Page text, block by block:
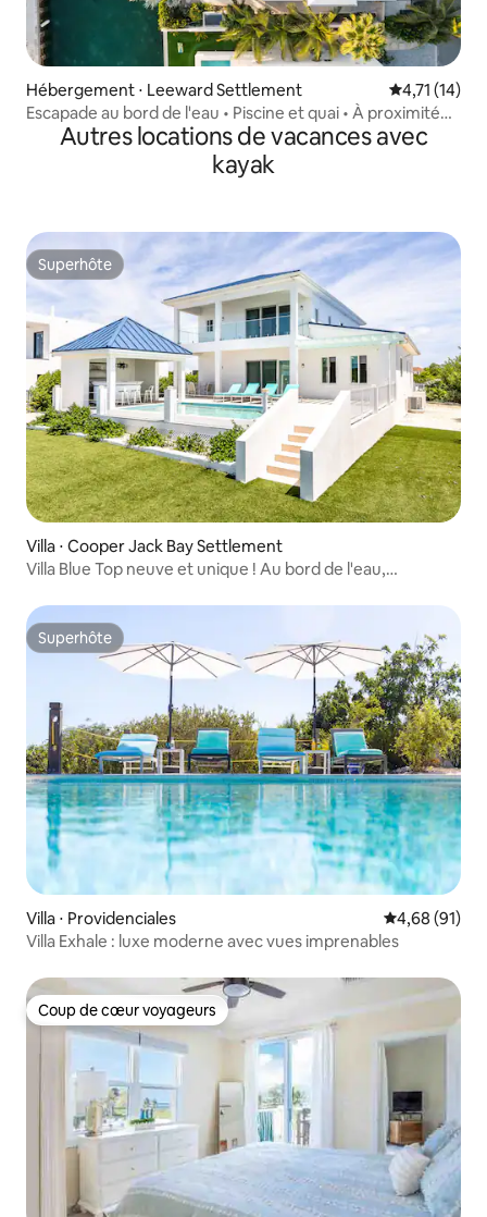
Hébergement ⋅ Leeward Settlement Évaluation
4,71 (14)
Escapade au bord de l'eau • Piscine et quai • À proximité
de Grace Bay
Autres locations de vacances avec
kayak
Superhôte
Superhôte
Villa ⋅ Cooper Jack Bay Settlement
Villa Blue Top neuve et unique ! Au bord de l'eau,
Superhôte
Superhôte
Villa ⋅ Providenciales Évaluation
4,68 (91)
Villa Exhale : luxe moderne avec vues imprenables
Coup de cœur voyageurs
Coup de cœur voyageurs